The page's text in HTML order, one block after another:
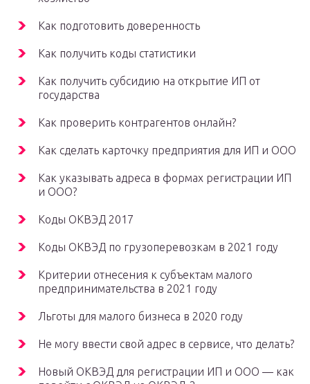
Как подготовить доверенность
Как получить коды статистики
Как получить субсидию на открытие ИП от
государства
Как проверить контрагентов онлайн?
Как сделать карточку предприятия для ИП и ООО
Как указывать адреса в формах регистрации ИП
и ООО?
Коды ОКВЭД 2017
Коды ОКВЭД по грузоперевозкам в 2021 году
Критерии отнесения к субъектам малого
предпринимательства в 2021 году
Льготы для малого бизнеса в 2020 году
Не могу ввести свой адрес в сервисе, что делать?
Новый ОКВЭД для регистрации ИП и ООО — как